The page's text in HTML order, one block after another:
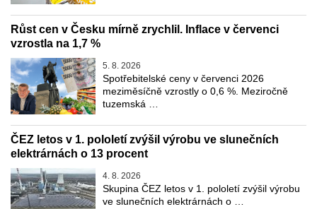
Růst cen v Česku mírně zrychlil. Inflace v červenci
vzrostla na 1,7 %
5. 8. 2026
Spotřebitelské ceny v červenci 2026
meziměsíčně vzrostly o 0,6 %. Meziročně
tuzemská …
ČEZ letos v 1. pololetí zvýšil výrobu ve slunečních
elektrárnách o 13 procent
4. 8. 2026
Skupina ČEZ letos v 1. pololetí zvýšil výrobu
ve slunečních elektrárnách o …